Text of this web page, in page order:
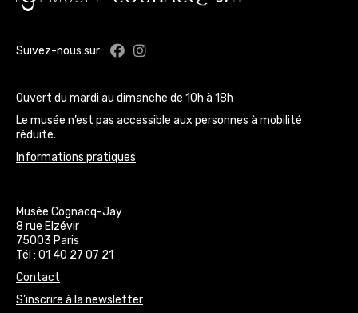
Suivez-nous sur Facebook : Musée Cognacq-Jay
Instagram : Musée Cognacq-
Ouvert du mardi au dimanche de 10h à 18h
Le musée n’est pas accessible aux personnes à mobilité
réduite.
Informations pratiques
Musée Cognacq-Jay
8 rue Elzévir
75003 Paris
Tél : 01 40 27 07 21
Contact
S’inscrire à la newsletter